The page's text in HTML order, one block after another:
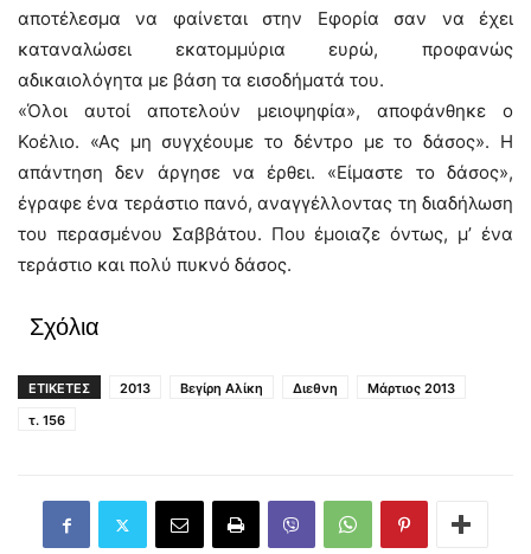
αποτέλεσμα να φαίνεται στην Εφορία σαν να έχει
καταναλώσει εκατομμύρια ευρώ, προφανώς
αδικαιολόγητα με βάση τα εισοδήματά του.
«Όλοι αυτοί αποτελούν μειοψηφία», αποφάνθηκε ο
Κοέλιο. «Ας μη συγχέουμε το δέντρο με το δάσος». Η
απάντηση δεν άργησε να έρθει. «Είμαστε το δάσος»,
έγραφε ένα τεράστιο πανό, αναγγέλλοντας τη διαδήλωση
του περασμένου Σαββάτου. Που έμοιαζε όντως, μ’ ένα
τεράστιο και πολύ πυκνό δάσος.
Σχόλια
ΕΤΙΚΕΤΕΣ 2013 Βεγίρη Αλίκη Διεθνη
Μάρτιος 2013
τ. 156